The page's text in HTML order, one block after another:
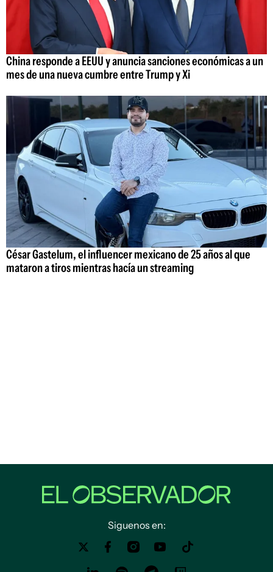
China responde a EEUU y anuncia sanciones económicas a un
mes de una nueva cumbre entre Trump y Xi
César Gastelum, el influencer mexicano de 25 años al que
mataron a tiros mientras hacía un streaming
Siguenos en: